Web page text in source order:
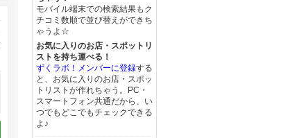
モバイル端末での検索結果もク
チコミ数順で並び替えができち
ゃうよ☆
お気に入りのお店・スポットリ
ストを持ち運べる！
ずくラボ！メンバーに登録する
と、お気に入りのお店・スポッ
トリストが作れちゃう。PC・
スマートフォン共通だから、い
つでもどこでもチェックできる
よ♪